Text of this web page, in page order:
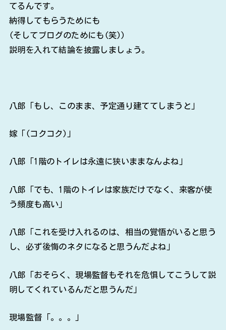
てるんです。
納得してもらうためにも
(そしてブログのためにも(笑))
説明を入れて結論を披露しましょう。
八郎「もし、このまま、予定通り建ててしまうと」
嫁「(コクコク)」
八郎「1階のトイレは永遠に狭いままなんよね」
八郎「でも、1階のトイレは家族だけでなく、来客が使
う頻度も高い」
八郎「これを受け入れるのは、相当の覚悟がいると思う
し、必ず後悔のネタになると思うんだよね」
八郎「おそらく、現場監督もそれを危惧してこうして説
明してくれているんだと思うんだ」
現場監督「。。。」